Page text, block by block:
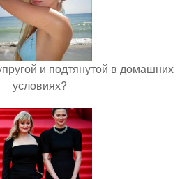
и подтянутой в домашних
условиях?